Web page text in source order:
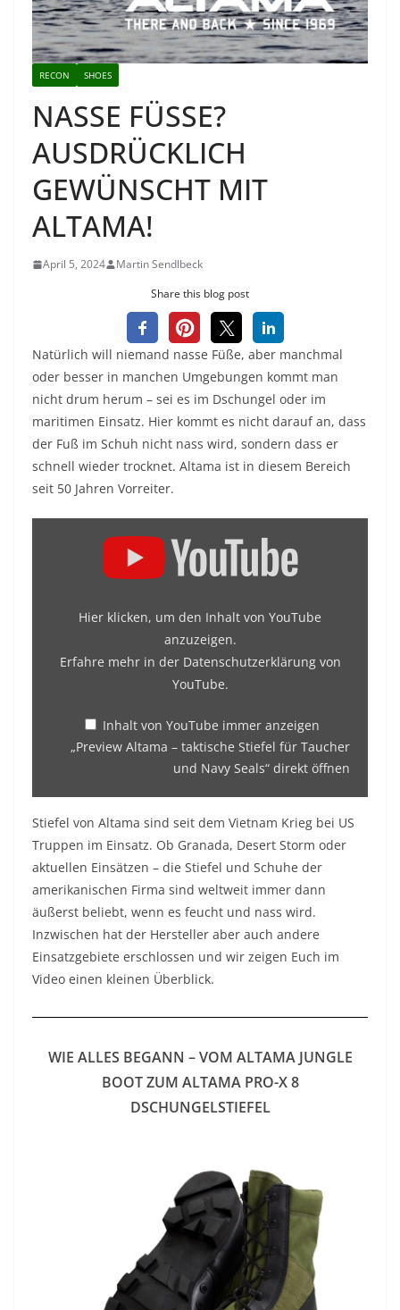
RECON SHOES
NASSE FÜSSE?
AUSDRÜCKLICH
GEWÜNSCHT MIT
ALTAMA!
April 5, 2024
Martin Sendlbeck
Share this blog post
Natürlich will niemand nasse Füße, aber manchmal
oder besser in manchen Umgebungen kommt man
nicht drum herum – sei es im Dschungel oder im
maritimen Einsatz. Hier kommt es nicht darauf an, dass
der Fuß im Schuh nicht nass wird, sondern dass er
schnell wieder trocknet. Altama ist in diesem Bereich
seit 50 Jahren Vorreiter.
Altama
–
Stiefel
für
Taucher
Navy
Seals“
von
anzeigen
Hier klicken, um den Inhalt von YouTube
anzuzeigen.
Erfahre mehr in der Datenschutzerklärung von
YouTube.
Inhalt von YouTube immer anzeigen
„Preview Altama – taktische Stiefel für Taucher
und Navy Seals“ direkt öffnen
Stiefel von Altama sind seit dem Vietnam Krieg bei US
Truppen im Einsatz. Ob Granada, Desert Storm oder
aktuellen Einsätzen – die Stiefel und Schuhe der
amerikanischen Firma sind weltweit immer dann
äußerst beliebt, wenn es feucht und nass wird.
Inzwischen hat der Hersteller aber auch andere
Einsatzgebiete erschlossen und wir zeigen Euch im
Video einen kleinen Überblick.
WIE ALLES BEGANN – VOM ALTAMA JUNGLE
BOOT ZUM ALTAMA PRO-X 8
DSCHUNGELSTIEFEL